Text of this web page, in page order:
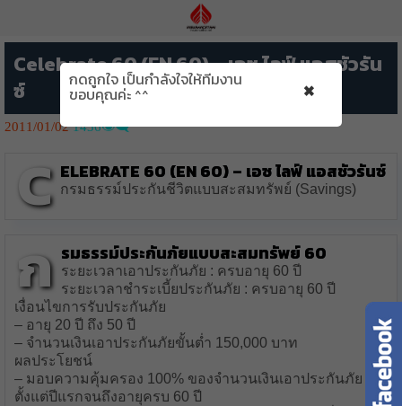
Celebrate 60 (EN 60) – เอซ ไลฟ์ แอสชัวรัน
ซ์
2011/01/021436👁️‍🗨️
C elebrate 60 (EN 60)– เอซ ไลฟ์ แอสชัวรันซ์
กรมธรรม์ประกันชีวิตแบบสะสมทรัพย์ (Savings)
ก รมธรรม์ประกันภัยแบบสะสมทรัพย์ 60
ระยะเวลาเอาประกันภัย : ครบอายุ 60 ปี
ระยะเวลาชำระเบี้ยประกันภัย : ครบอายุ 60 ปี
เงื่อนไขการรับประกันภัย
– อายุ 20 ปี ถึง 50 ปี
– จำนวนเงินเอาประกันภัยขั้นต่ำ 150,000 บาท
ผลประโยชน์
– มอบความคุ้มครอง 100% ของจำนวนเงินเอาประกันภัย
ตั้งแต่ปีแรกจนถึงอายุครบ 60 ปี
กดถูกใจ เป็นกำลังใจให้ทีมงาน
ขอบคุณค่ะ ^^ ×